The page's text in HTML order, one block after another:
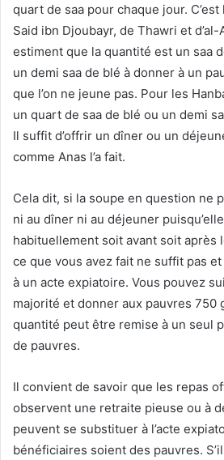
quart de saa pour chaque jour. C’est
Said ibn Djoubayr, de Thawri et
estiment que la quantité est un saa
un demi saa de blé à donner à un
que l’on ne jeune pas. Pour les
un quart de saa de blé ou un demi
Il suffit d’offrir un dîner ou un
comme Anas l’a fait.
Cela dit, si la soupe en question ne
ni au dîner ni au déjeuner
habituellement soit avant soit après
ce que vous avez fait ne suffit pas
à un acte expiatoire. Vous pouvez
majorité et donner aux pauvres 750
quantité peut être remise à un seul
de pauvres.
Il convient de savoir que les repas
observent une retraite pieuse ou à
peuvent se substituer à l’acte
bénéficiaires soient des pauvres.